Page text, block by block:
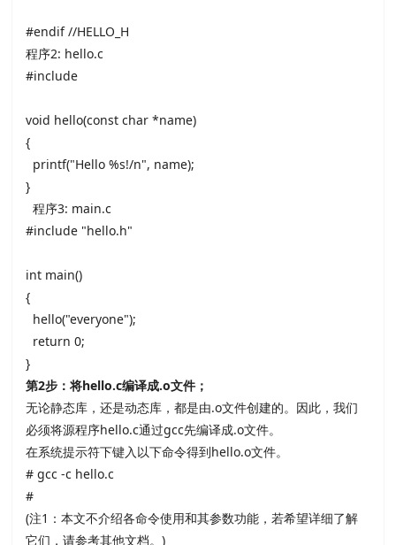
#endif //HELLO_H
程序2: hello.c
#include
void hello(const char *name)
{
printf("Hello %s!/n", name);
}
程序3: main.c
#include "hello.h"
int main()
{
hello("everyone");
return 0;
}
第2步：将hello.c编译成.o文件；
无论静态库，还是动态库，都是由.o文件创建的。因此，我们
必须将源程序hello.c通过gcc先编译成.o文件。
在系统提示符下键入以下命令得到hello.o文件。
# gcc -c hello.c
#
(注1：本文不介绍各命令使用和其参数功能，若希望详细了解
它们，请参考其他文档。)